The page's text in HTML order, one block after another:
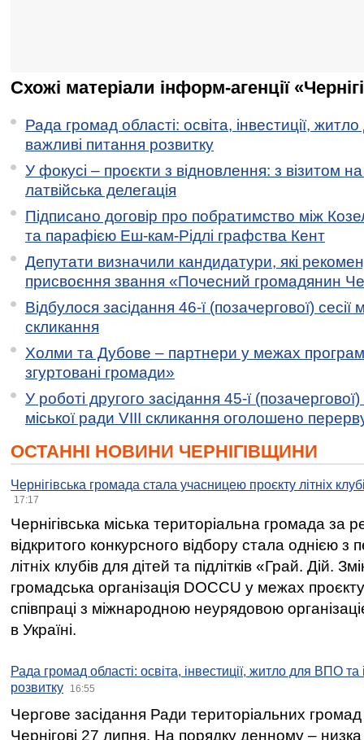
Схожі матеріали інформ-агенції
Рада громад області: освіта, інвестиції,
важливі питання розвитку
У фокусі – проєкти з відновлення: з візитом
латвійська делегація
Підписано договір про побратимство між
та парафією Еш-кам-Рідлі графства Кент
Депутати визначили кандидатури, які
присвоєння звання «Почесний громадянин
Відбулося засідання 46-ї (позачергової) сесії
скликання
Холми та Дубове – партнери у межах
згуртовані громади»
У роботі другого засідання 45-ї (позачергової)
міської ради VIII скликання оголошено
ОСТАННІ НОВИНИ ЧЕРНІГІВЩИНИ
Чернігівська громада стала учасницею проєкту літніх
17:17
Чернігівська міська територіальна громада за
відкритого конкурсного відбору стала однією
літніх клубів для дітей та підлітків «Грай. Дій.
громадська організація DOCCU у межах
співпраці з міжнародною неурядовою
в Україні.
Рада громад області: освіта, інвестиції, житло для ВПО
розвитку
16:55
Чергове засідання Ради територіальних громад
Чернігові 27 липня. На порядку денному –